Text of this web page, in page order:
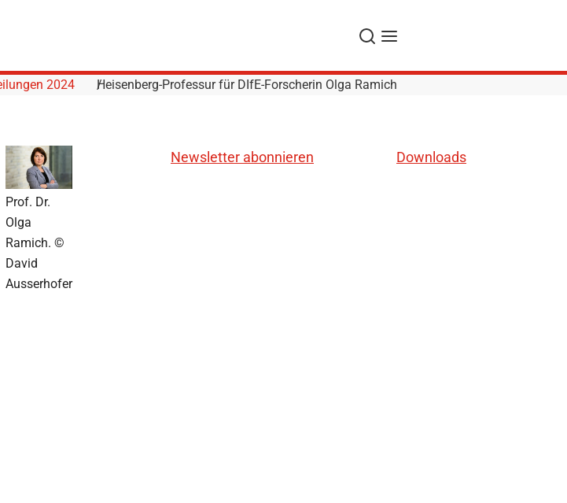
SucheNavigation
2024 Heisenberg-Professur für DIfE-Forscherin Olga Ramich
Prof. Dr.
Olga
Ramich. ©
David
Ausserhofer
Newsletter abonnieren Downloads